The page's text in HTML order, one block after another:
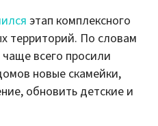
этап комплексного
территорий. По словам
всего просили
новые скамейки,
обновить детские и